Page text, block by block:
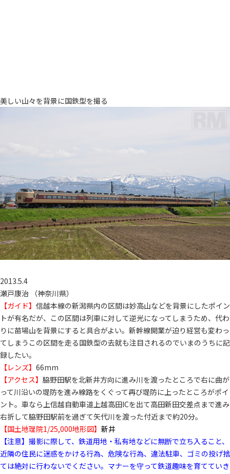
美しい山々を背景に国鉄型を撮る
2013.5.4
瀬戸康治 （神奈川県）
【ガイド】 信越本線の新潟県内の区間は妙高山などを背景にしたポイン
トが有名だが、この区間は列車に対して逆光になってしまうため、代わ
りに苗場山を背景にすると具合がよい。新幹線開業が迫り経営も変わっ
てしまうこの区間を走る国鉄型の去就も注目されるのでいまのうちに記
録したい。
【レンズ】 66mm
【アクセス】 脇野田駅を北新井方向に進み川を渡ったところで右に曲が
って川沿いの堤防を進み線路をくぐって再び堤防に上ったところがポイ
ント。車なら上信越自動車道上越高田ICを出て高田新田交差点まで進み
右折して脇野田駅前を過ぎて矢代川を渡った付近まで約20分。
【国土地理院1/25,000地形図】 新井
【注意】撮影に際して、鉄道用地・私有地などに無断で立ち入ること、
近隣の住民に迷惑をかける行為、危険な行為、違法駐車、ゴミの投げ捨
ては絶対に行わないでください。マナーを守って鉄道趣味を育てていき